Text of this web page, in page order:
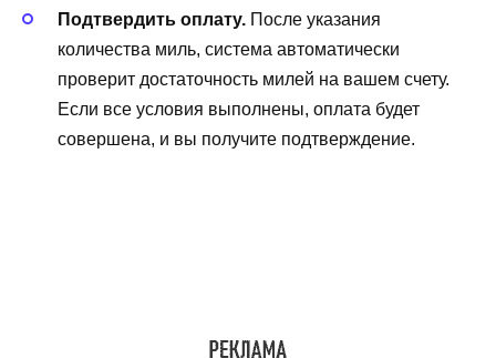
Подтвердить оплату. После указания
количества миль, система автоматически
проверит достаточность милей на вашем счету.
Если все условия выполнены, оплата будет
совершена, и вы получите подтверждение.